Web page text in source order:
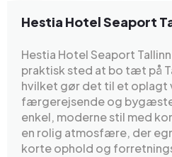
Hestia Hotel Seaport
Hestia Hotel Seaport
praktisk sted at bo tæt på
hvilket gør det til et oplagt
færgerejsende og
enkel, moderne stil med
en rolig atmosfære, der
korte ophold og